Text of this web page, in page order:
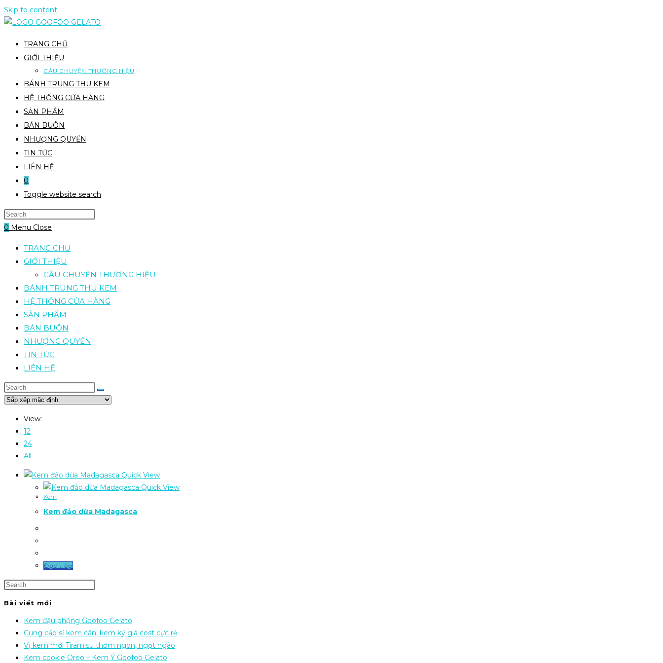
Skip to content
TRANG CHỦ
GIỚI THIỆU
CÂU CHUYỆN THƯƠNG HIỆU
BÁNH TRUNG THU KEM
HỆ THỐNG CỬA HÀNG
SẢN PHẨM
BÁN BUÔN
NHƯỢNG QUYỀN
TIN TỨC
LIÊN HỆ
0
Toggle website search
0 Menu Close
TRANG CHỦ
GIỚI THIỆU
CÂU CHUYỆN THƯƠNG HIỆU
BÁNH TRUNG THU KEM
HỆ THỐNG CỬA HÀNG
SẢN PHẨM
BÁN BUÔN
NHƯỢNG QUYỀN
TIN TỨC
LIÊN HỆ
View:
12
24
All
Quick View
Quick View
Kem
Kem đảo dừa Madagasca
Đọc tiếp
Bài viết mới
Kem đậu phộng Goofoo Gelato
Cung cấp sỉ kem cân, kem ký giá cost cực rẻ
Vị kem mới Tiramisu thơm ngon, ngọt ngào
Kem cookie Oreo – Kem Ý Goofoo Gelato